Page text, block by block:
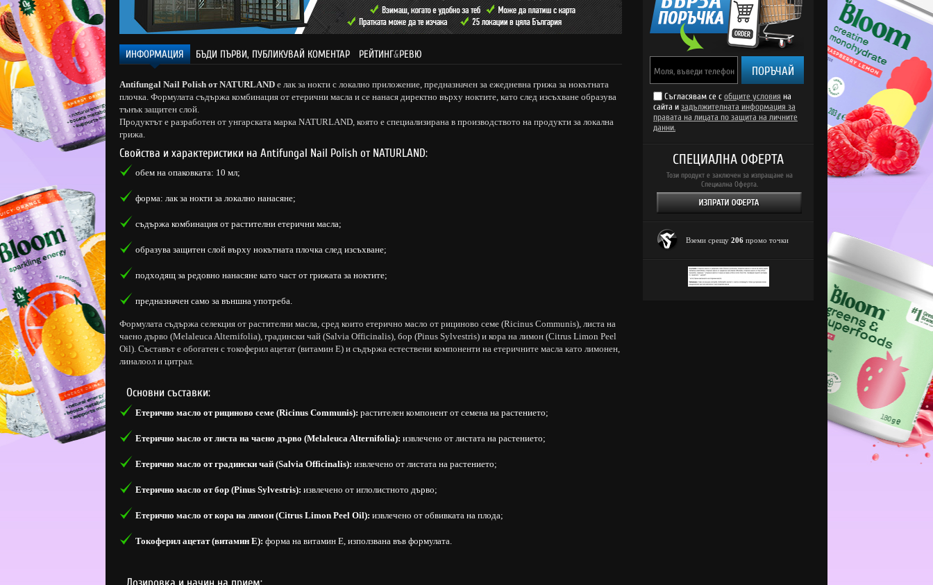
ИНФОРМАЦИЯ БЪДИ ПЪРВИ, ПУБЛИКУВАЙ КОМЕНТАР РЕЙТИНГ&РЕВЮ
Antifungal Nail Polish от NATURLAND е лак за нокти с локално приложение, предназначен за ежедневна грижа за нокътната
плочка. Формулата съдържа комбинация от етерични масла и се нанася директно върху ноктите, като след изсъхване образува
тънък защитен слой.
Продуктът е разработен от унгарската марка NATURLAND, която е специализирана в производството на продукти за локална
грижа.
Свойства и характеристики на Antifungal Nail Polish от NATURLAND:
обем на опаковката: 10 мл;
форма: лак за нокти за локално нанасяне;
съдържа комбинация от растителни етерични масла;
образува защитен слой върху нокътната плочка след изсъхване;
подходящ за редовно нанасяне като част от грижата за ноктите;
предназначен само за външна употреба.
Формулата съдържа селекция от растителни масла, сред които етерично масло от рициново семе (Ricinus Communis), листа на
чаено дърво (Melaleuca Alternifolia), градински чай (Salvia Officinalis), бор (Pinus Sylvestris) и кора на лимон (Citrus Limon Peel
Oil). Съставът е обогатен с токоферил ацетат (витамин Е) и съдържа естествени компоненти на етеричните масла като лимонен,
линалоол и цитрал.
Основни съставки:
Етерично масло от рициново семе (Ricinus Communis): растителен компонент от семена на растението;
Етерично масло от листа на чаено дърво (Melaleuca Alternifolia): извлечено от листата на растението;
Етерично масло от градински чай (Salvia Officinalis): извлечено от листата на растението;
Етерично масло от бор (Pinus Sylvestris): извлечено от иглолистното дърво;
Етерично масло от кора на лимон (Citrus Limon Peel Oil): извлечено от обвивката на плода;
Токоферил ацетат (витамин Е): форма на витамин Е, използвана във формулата.
Дозировка и начин на прием:
ПОРЪЧАЙ
Съгласявам се с общите условия на
сайта и задължителната информация за
правата на лицата по защита на личните
данни.
СПЕЦИАЛНА ОФЕРТА
Този продукт е заключен за изпращане на
Специална Оферта.
Вземи срещу 206 промо точки